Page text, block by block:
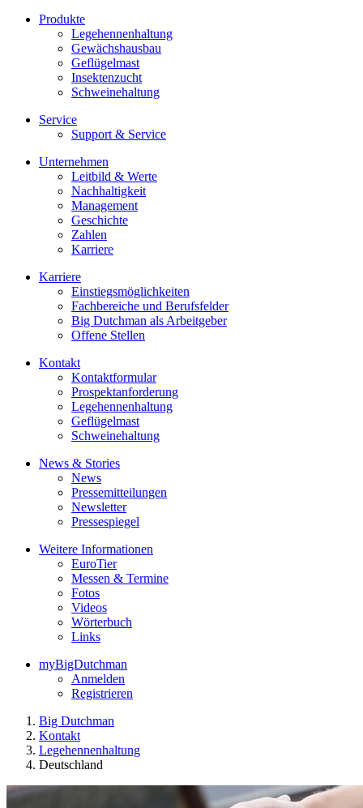
Produkte
Legehennenhaltung
Gewächshausbau
Geflügelmast
Insektenzucht
Schweinehaltung
Service
Support & Service
Unternehmen
Leitbild & Werte
Nachhaltigkeit
Management
Geschichte
Zahlen
Karriere
Karriere
Einstiegsmöglichkeiten
Fachbereiche und Berufsfelder
Big Dutchman als Arbeitgeber
Offene Stellen
Kontakt
Kontaktformular
Prospektanforderung
Legehennenhaltung
Geflügelmast
Schweinehaltung
News & Stories
News
Pressemitteilungen
Newsletter
Pressespiegel
Weitere Informationen
EuroTier
Messen & Termine
Fotos
Videos
Wörterbuch
Links
myBigDutchman
Anmelden
Registrieren
Big Dutchman
Kontakt
Legehennenhaltung
Deutschland